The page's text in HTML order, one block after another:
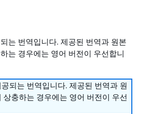
는 번역입니다. 제공된 번역과 원본
는 경우에는 영어 버전이 우선합니
되는 번역입니다. 제공된 번역과 원
상충하는 경우에는 영어 버전이 우선